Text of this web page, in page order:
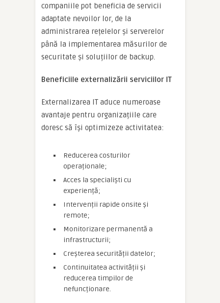
companiile pot beneficia de servicii
adaptate nevoilor lor, de la
administrarea rețelelor și serverelor
până la implementarea măsurilor de
securitate și soluțiilor de backup.
Beneficiile externalizării serviciilor IT
Externalizarea IT aduce numeroase
avantaje pentru organizațiile care
doresc să își optimizeze activitatea:
Reducerea costurilor
operaționale;
Acces la specialiști cu
experiență;
Intervenții rapide onsite și
remote;
Monitorizare permanentă a
infrastructurii;
Creșterea securității datelor;
Continuitatea activității și
reducerea timpilor de
nefuncționare.